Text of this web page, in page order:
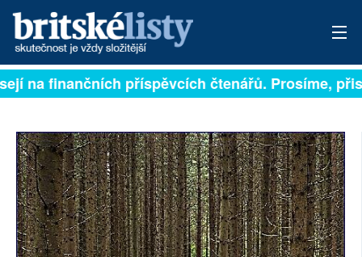
PŘIHLÁSIT
ARCHIV
ROZHOVORY
TÉMATA
na finančních příspěvcích čtenářů. Prosíme,